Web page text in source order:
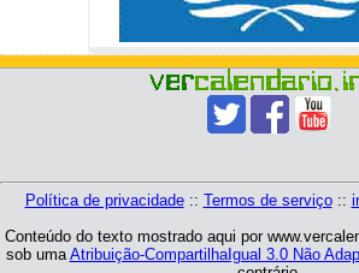
Política de privacidade:: Termos de serviço::
Conteúdo do texto mostrado aqui por
sob umaAtribuição-CompartilhaIgual 3.0 Não